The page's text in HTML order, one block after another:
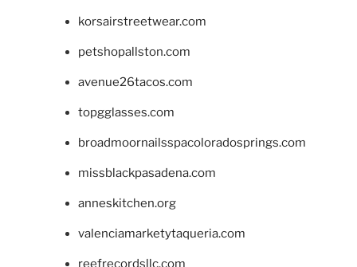
korsairstreetwear.com
petshopallston.com
avenue26tacos.com
topgglasses.com
broadmoornailsspacoloradosprings.com
missblackpasadena.com
anneskitchen.org
valenciamarketytaqueria.com
reefrecordsllc.com